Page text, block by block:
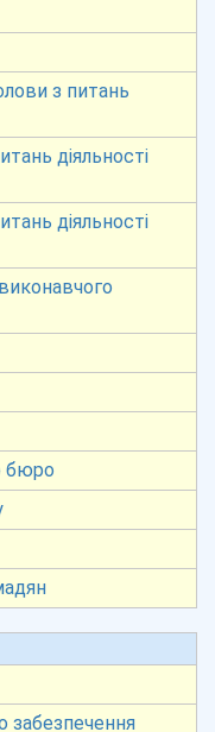
з питань
діяльності
діяльності
бюро
забезпечення